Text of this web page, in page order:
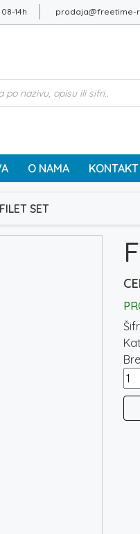
14h prodaja@freetime-
O NAMA KONTAKT
SET